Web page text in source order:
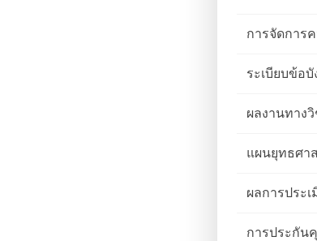
การจัดการ
ระเบียบข้อ
ผลงานทาง
แผนยุทธศา
ผลการประ
การประกัน